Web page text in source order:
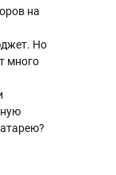
на
Но
много